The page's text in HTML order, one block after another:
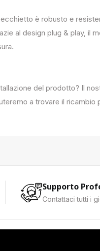
è robusto e
al design plug & play, il
del prodotto? Il
a trovare il ricambio
Supporto
Contattaci tutti i